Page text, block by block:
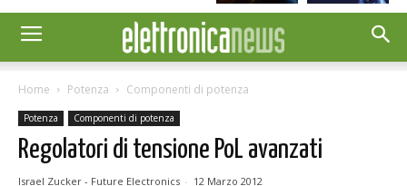
Home Potenza Componenti di potenza
Potenza Componenti di potenza
Regolatori di tensione PoL avanzati
Israel Zucker - Future Electronics - 12 Marzo 2012